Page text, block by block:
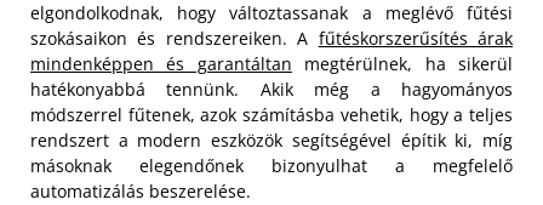
elgondolkodnak, hogy változtassanak a meglévő fűtési
szokásaikon és rendszereiken. A fűtéskorszerűsítés árak
mindenképpen és garantáltan megtérülnek, ha sikerül
hatékonyabbá tennünk. Akik még a hagyományos
módszerrel fűtenek, azok számításba vehetik, hogy a teljes
rendszert a modern eszközök segítségével építik ki, míg
másoknak elegendőnek bizonyulhat a megfelelő
automatizálás beszerelése.